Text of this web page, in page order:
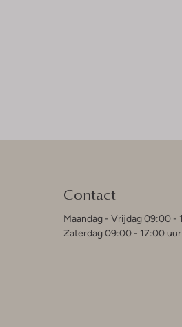
Contact
Maandag - Vrijdag 09:00 -
Zaterdag 09:00 - 17:00 uur